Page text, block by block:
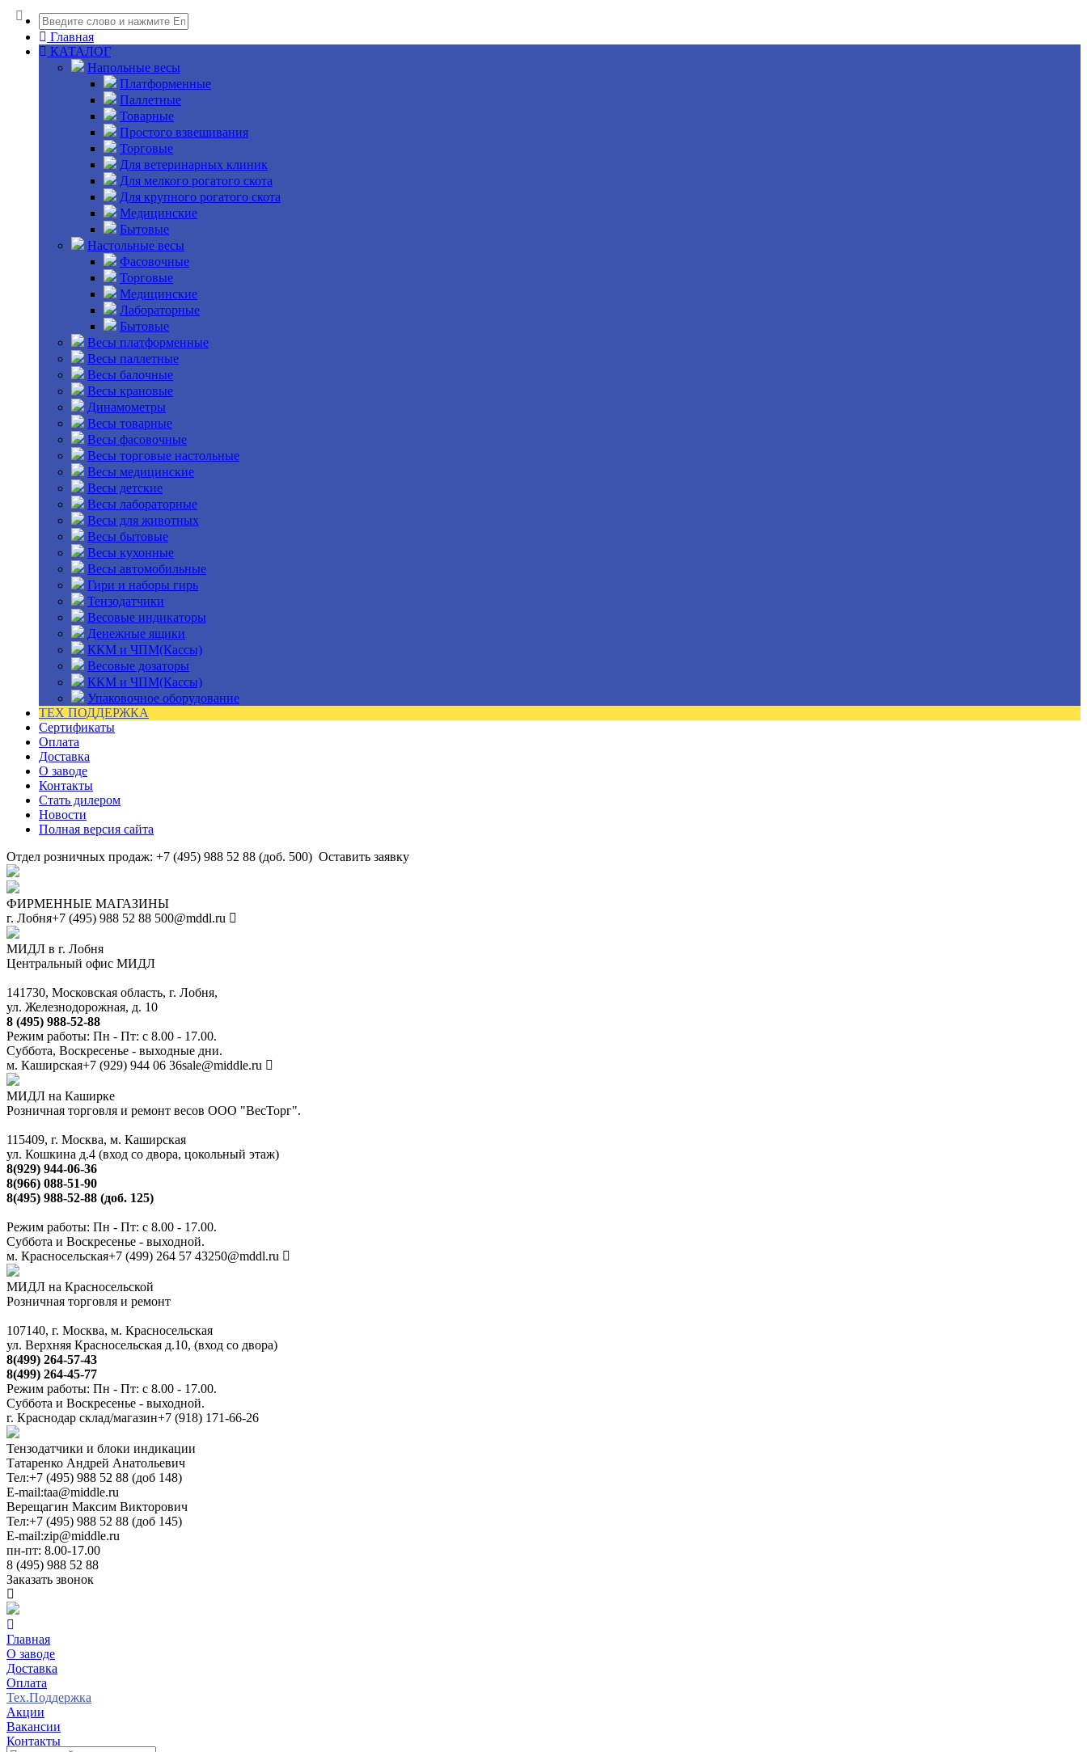
Главная
КАТАЛОГ
Напольные весы
Платформенные
Паллетные
Товарные
Простого взвешивания
Торговые
Для ветеринарных клиник
Для мелкого рогатого скота
Для крупного рогатого скота
Медицинские
Бытовые
Настольные весы
Фасовочные
Торговые
Медицинские
Лабораторные
Бытовые
Весы платформенные
Весы паллетные
Весы балочные
Весы крановые
Динамометры
Весы товарные
Весы фасовочные
Весы торговые настольные
Весы медицинские
Весы детские
Весы лабораторные
Весы для животных
Весы бытовые
Весы кухонные
Весы автомобильные
Гири и наборы гирь
Тензодатчики
Весовые индикаторы
Денежные ящики
ККМ и ЧПМ(Кассы)
Весовые дозаторы
ККМ и ЧПМ(Кассы)
Упаковочное оборудование
ТЕХ ПОДДЕРЖКА
Сертификаты
Оплата
Доставка
О заводе
Контакты
Стать дилером
Новости
Полная версия сайта
Отдел розничных продаж: +7 (495) 988 52 88 (доб. 500) Оставить заявку
ФИРМЕННЫЕ МАГАЗИНЫ
г. Лобня+7 (495) 988 52 88 500@mddl.ru
МИДЛ в г. Лобня
Центральный офис МИДЛ
141730, Московская область, г. Лобня,
ул. Железнодорожная, д. 10
8 (495) 988-52-88
Режим работы: Пн - Пт: с 8.00 - 17.00.
Суббота, Воскресенье - выходные дни.
м. Каширская+7 (929) 944 06 36sale@middle.ru
МИДЛ на Каширке
Розничная торговля и ремонт весов ООО "ВесТорг".
115409, г. Москва, м. Каширская
ул. Кошкина д.4 (вход со двора, цокольный этаж)
8(929) 944-06-36
8(966) 088-51-90
8(495) 988-52-88 (доб. 125)
Режим работы: Пн - Пт: с 8.00 - 17.00.
Суббота и Воскресенье - выходной.
м. Красносельская+7 (499) 264 57 43250@mddl.ru
МИДЛ на Красносельской
Розничная торговля и ремонт
107140, г. Москва, м. Красносельская
ул. Верхняя Красносельская д.10, (вход со двора)
8(499) 264-57-43
8(499) 264-45-77
Режим работы: Пн - Пт: с 8.00 - 17.00.
Суббота и Воскресенье - выходной.
г. Краснодар склад/магазин+7 (918) 171-66-26
Тензодатчики и блоки индикации
Татаренко Андрей Анатольевич
Тел:+7 (495) 988 52 88 (доб 148)
E-mail:taa@middle.ru
Верещагин Максим Викторович
Тел:+7 (495) 988 52 88 (доб 145)
E-mail:zip@middle.ru
пн-пт: 8.00-17.00
8 (495) 988 52 88
Заказать звонок
Главная
О заводе
Доставка
Оплата
Тех.Поддержка
Акции
Вакансии
Контакты